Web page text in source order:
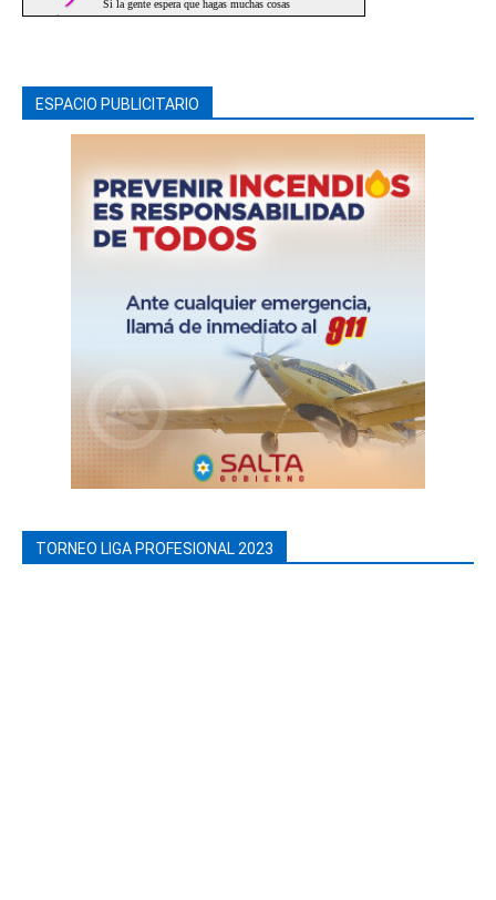
ESPACIO PUBLICITARIO
TORNEO LIGA PROFESIONAL 2023